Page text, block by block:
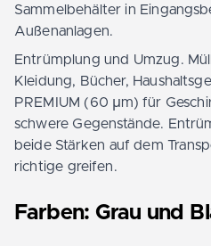
Sammelbehälter in
Außenanlagen.
Entrümplung und Umzug.
Kleidung, Bücher,
PREMIUM (60 µm) für
schwere Gegenstände.
beide Stärken auf dem
richtige greifen.
Farben: Grau und